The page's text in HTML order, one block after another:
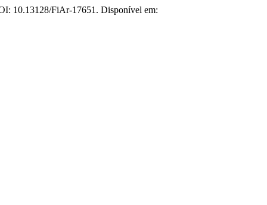
10.13128/FiAr-17651. Disponível em: